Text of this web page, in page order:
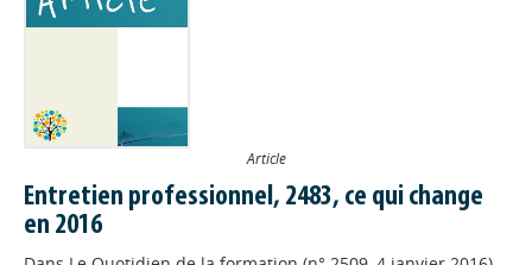
Article
Entretien professionnel, 2483, ce qui change
en 2016